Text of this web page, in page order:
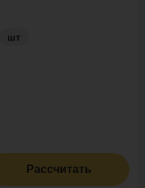
шт
Рассчитать